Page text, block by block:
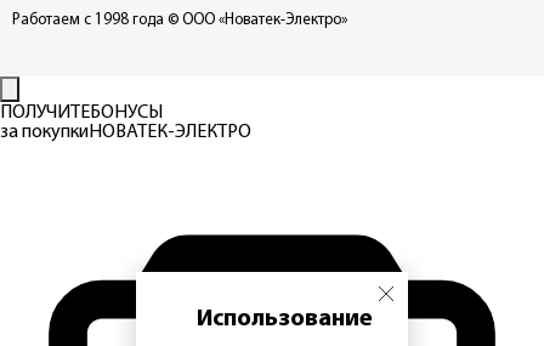
Работаем с 1998 года © ООО «Новатек-Электро»
Использование
ПОЛУЧИТЕБОНУСЫ
за покупкиНОВАТЕК-ЭЛЕКТРО